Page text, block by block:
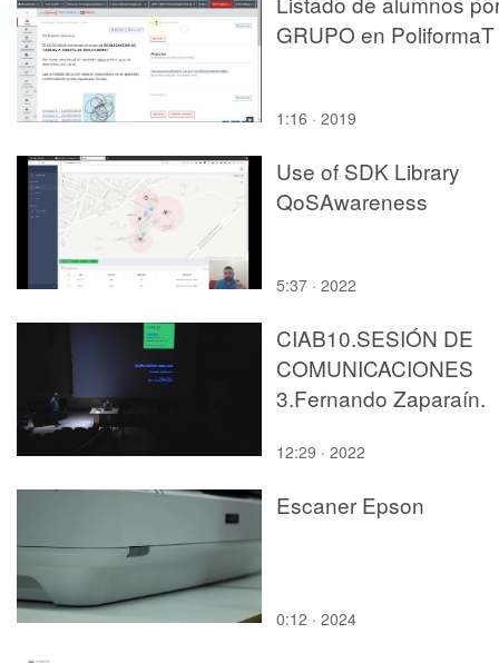
GRUPO en PoliformaT
1:16 · 2019
Use of SDK Library
QoSAwareness
5:37 · 2022
CIAB10.SESIÓN DE
COMUNICACIONES
3.Fernando Zaparaín.
12:29 · 2022
Escaner Epson
0:12 · 2024